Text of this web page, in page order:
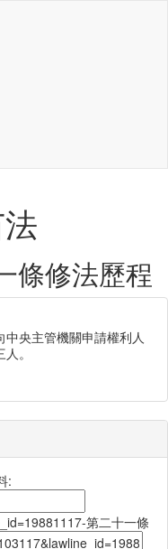
條修法歷程
央主管機關申請權利人
。
:
第二十一條